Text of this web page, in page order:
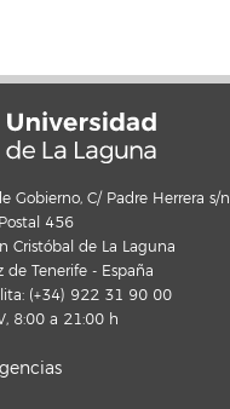
Gobierno, C/ Padre Herrera s/n
456
Cristóbal de La Laguna
de Tenerife - España
(+34) 922 31 90 00
8:00 a 21:00 h